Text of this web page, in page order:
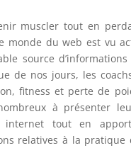
muscler tout en
monde du web est vu
source
de nos jours, les
fitness et perte de
à présenter
tout en
relatives à la pratique